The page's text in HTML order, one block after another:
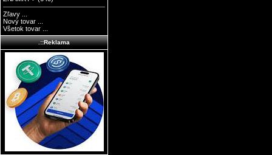
Zľavy ...
Nový tovar ...
Všetok tovar ...
.::Reklama